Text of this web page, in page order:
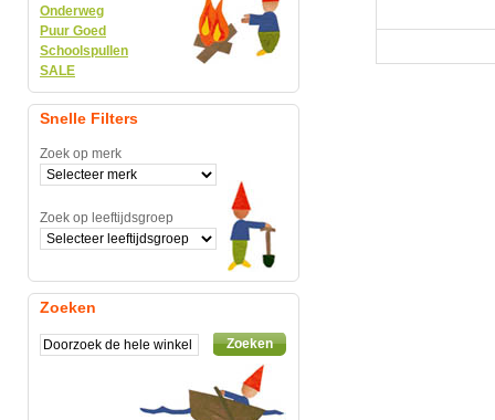
Onderweg
Puur Goed
Schoolspullen
SALE
Snelle Filters
Zoek op merk
Zoek op leeftijdsgroep
Zoeken
Zoeken